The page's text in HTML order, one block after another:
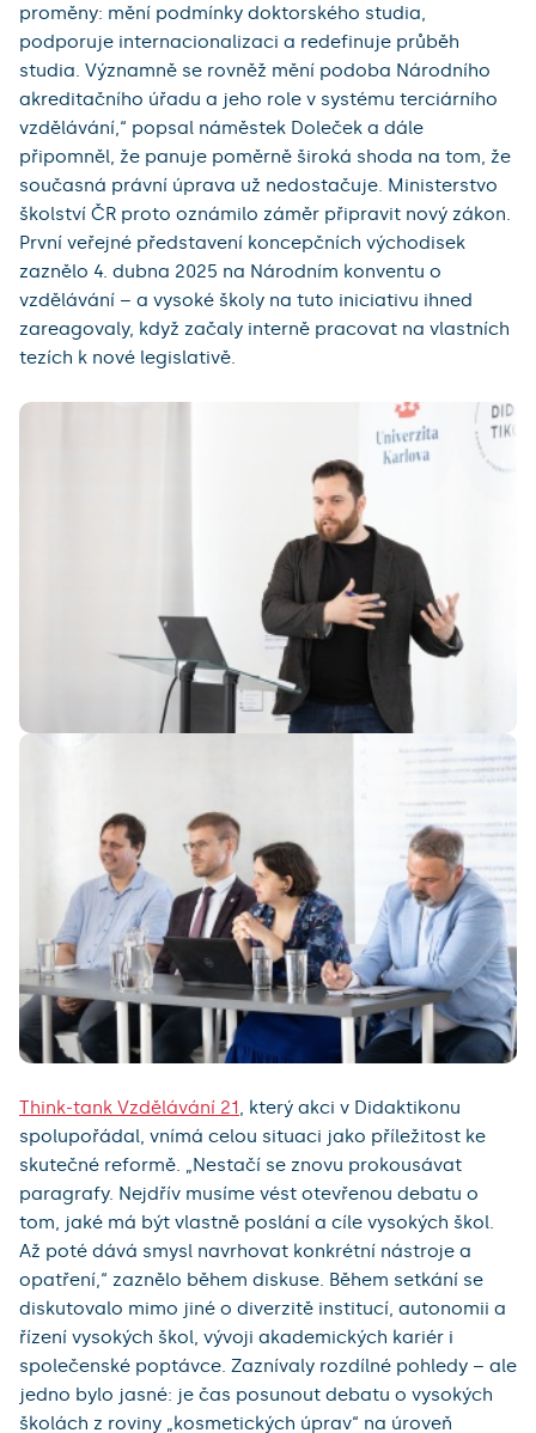
proměny: mění podmínky doktorského studia,
podporuje internacionalizaci a redefinuje průběh
studia. Významně se rovněž mění podoba Národního
akreditačního úřadu a jeho role v systému terciárního
vzdělávání,“ popsal náměstek Doleček a dále
připomněl, že panuje poměrně široká shoda na tom, že
současná právní úprava už nedostačuje. Ministerstvo
školství ČR proto oznámilo záměr připravit nový zákon.
První veřejné představení koncepčních východisek
zaznělo 4. dubna 2025 na Národním konventu o
vzdělávání – a vysoké školy na tuto iniciativu ihned
zareagovaly, když začaly interně pracovat na vlastních
tezích k nové legislativě.
Think-tank Vzdělávání 21 , který akci v Didaktikonu
spolupořádal, vnímá celou situaci jako příležitost ke
skutečné reformě. „Nestačí se znovu prokousávat
paragrafy. Nejdřív musíme vést otevřenou debatu o
tom, jaké má být vlastně poslání a cíle vysokých škol.
Až poté dává smysl navrhovat konkrétní nástroje a
opatření,“ zaznělo během diskuse. Během setkání se
diskutovalo mimo jiné o diverzitě institucí, autonomii a
řízení vysokých škol, vývoji akademických kariér i
společenské poptávce. Zaznívaly rozdílné pohledy – ale
jedno bylo jasné: je čas posunout debatu o vysokých
školách z roviny „kosmetických úprav“ na úroveň